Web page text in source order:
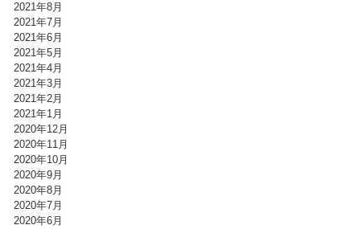
2021年8月
2021年7月
2021年6月
2021年5月
2021年4月
2021年3月
2021年2月
2021年1月
2020年12月
2020年11月
2020年10月
2020年9月
2020年8月
2020年7月
2020年6月